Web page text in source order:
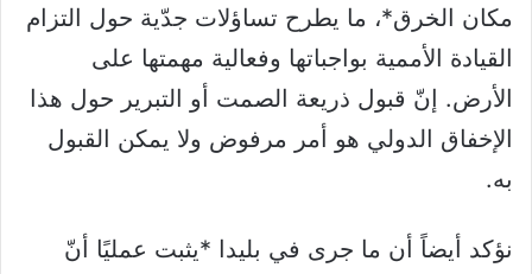
مكان الخرق*، ما يطرح تساؤلات جدّية حول التزام
القيادة الأممية بواجباتها وفعالية مهمتها على
الأرض. إنّ قبول ذريعة الصمت أو التبرير حول هذا
الإخفاق الدولي هو أمر مرفوض ولا يمكن القبول
به.
نؤكد أيضاً أن ما جرى في بليدا *يثبت عمليًا أنّ